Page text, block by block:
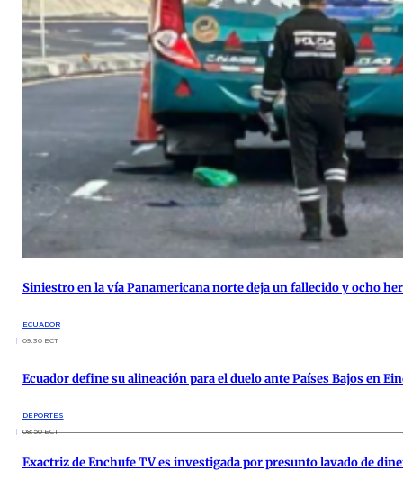
Siniestro en la vía Panamericana norte deja un fallecido y ocho
ECUADOR
09:30 ECT
Ecuador define su alineación para el duelo ante Países Bajos en
DEPORTES
08:50 ECT
Exactriz de Enchufe TV es investigada por presunto lavado de